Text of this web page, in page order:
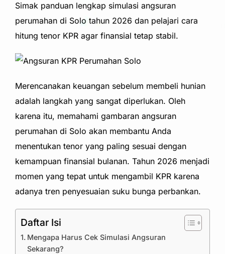
Simak panduan lengkap simulasi angsuran
perumahan di Solo tahun 2026 dan pelajari cara
hitung tenor KPR agar finansial tetap stabil.
Merencanakan keuangan sebelum membeli hunian
adalah langkah yang sangat diperlukan. Oleh
karena itu, memahami gambaran angsuran
perumahan di Solo akan membantu Anda
menentukan tenor yang paling sesuai dengan
kemampuan finansial bulanan. Tahun 2026 menjadi
momen yang tepat untuk mengambil KPR karena
adanya tren penyesuaian suku bunga perbankan.
Daftar Isi
Mengapa Harus Cek Simulasi Angsuran
Sekarang?